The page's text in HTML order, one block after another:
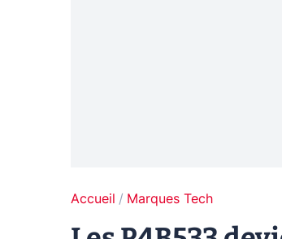
Accueil Marques Tech